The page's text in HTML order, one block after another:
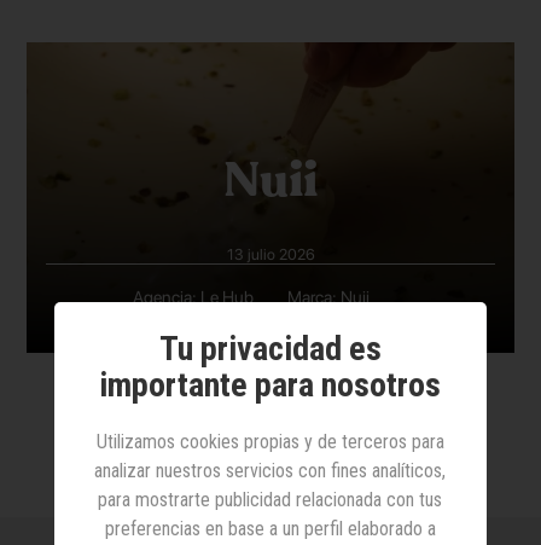
Nuii
13 julio 2026
Agencia: Le Hub
Marca: Nuii
Tu privacidad es
importante para nosotros
Utilizamos cookies propias y de terceros para
analizar nuestros servicios con fines analíticos,
para mostrarte publicidad relacionada con tus
preferencias en base a un perfil elaborado a